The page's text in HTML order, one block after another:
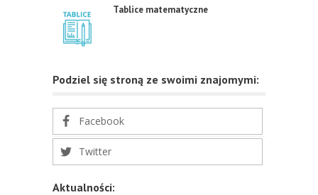
Tablice matematyczne
Podziel się stroną ze swoimi znajomymi:
Facebook
Twitter
Aktualności: